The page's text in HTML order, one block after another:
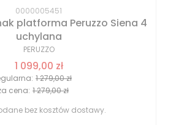
0000005451
platforma Peruzzo Siena 4
uchylana
PERUZZO
1 099,00 zł
1 279,00 zł
cena: 1 279,00 zł
bez kosztów dostawy.